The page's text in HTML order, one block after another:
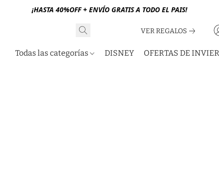
¡HASTA 40%OFF + ENVÍO GRATIS A TODO EL PAIS!
VER REGALOS
Todas las categorías DISNEY OFERTAS DE